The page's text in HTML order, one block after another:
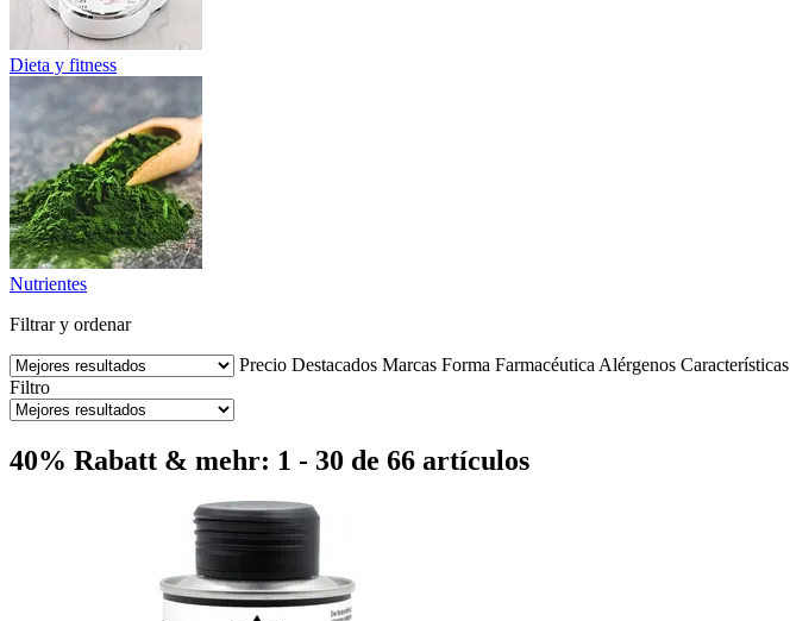
Dieta y fitness
Nutrientes
Filtrar y ordenar
Precio Destacados Marcas Forma Farmacéutica Alérgenos Características
Filtro
40% Rabatt & mehr: 1 - 30 de 66 artículos